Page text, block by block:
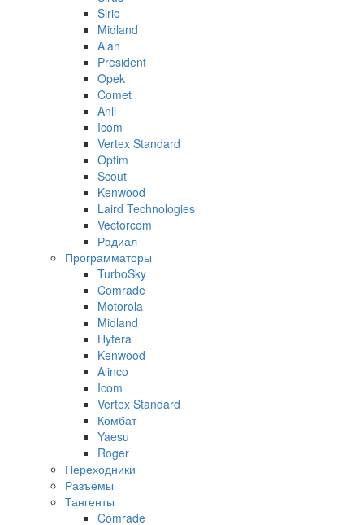
Sirio
Midland
Alan
President
Opek
Comet
Anli
Icom
Vertex Standard
Optim
Scout
Kenwood
Laird Technologies
Vectorcom
Радиал
Программаторы
TurboSky
Comrade
Motorola
Midland
Hytera
Kenwood
Alinco
Icom
Vertex Standard
Комбат
Yaesu
Roger
Переходники
Разъёмы
Тангенты
Comrade